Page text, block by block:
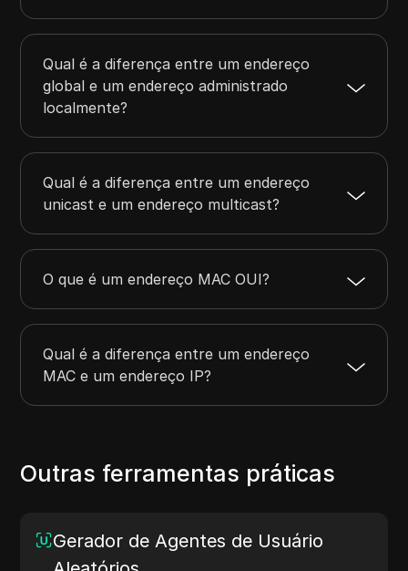
Qual é a diferença entre um endereço
global e um endereço administrado
localmente?
Qual é a diferença entre um endereço
unicast e um endereço multicast?
O que é um endereço MAC OUI?
Qual é a diferença entre um endereço
MAC e um endereço IP?
Outras ferramentas práticas
Gerador de Agentes de Usuário